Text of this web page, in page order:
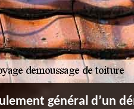
général d’un